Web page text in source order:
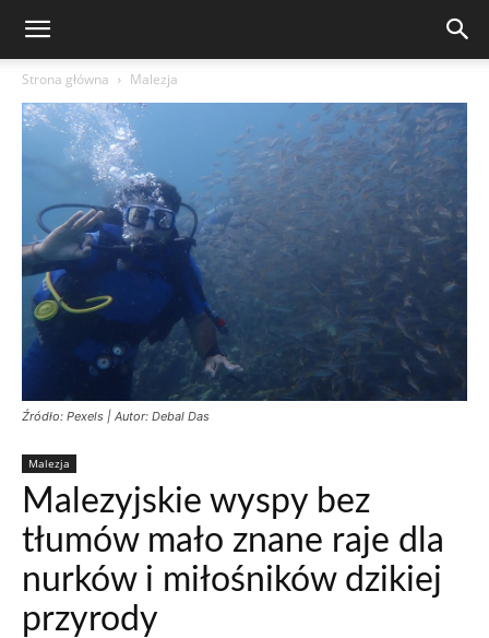
Strona główna Malezja
Źródło: Pexels | Autor: Debal Das
Malezja
Malezyjskie wyspy bez
tłumów mało znane raje dla
nurków i miłośników dzikiej
przyrody